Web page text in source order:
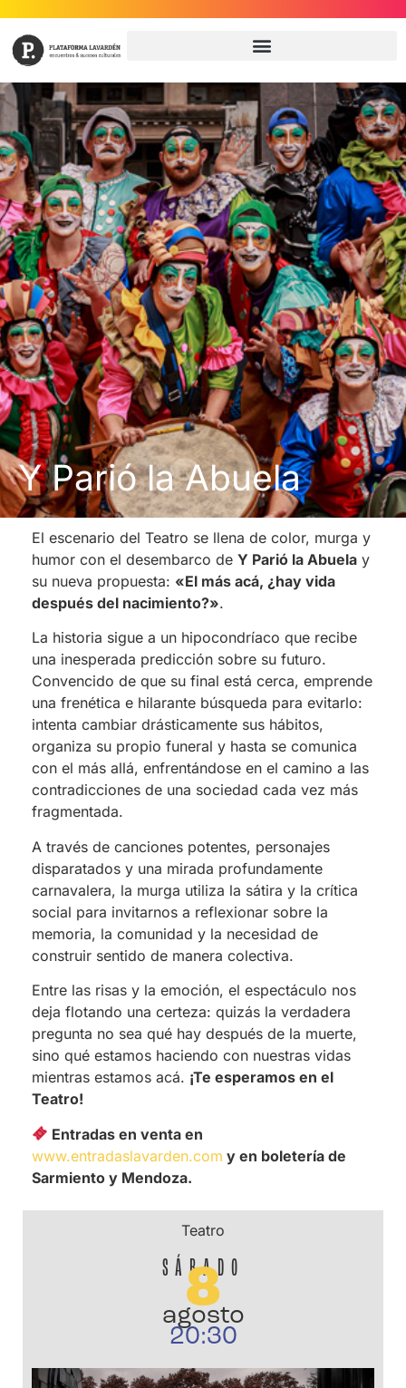
Y Parió la Abuela
El escenario del Teatro se llena de color, murga y
humor con el desembarco de Y Parió la Abuela y
su nueva propuesta: «El más acá, ¿hay vida
después del nacimiento?».
La historia sigue a un hipocondríaco que recibe
una inesperada predicción sobre su futuro.
Convencido de que su final está cerca, emprende
una frenética e hilarante búsqueda para evitarlo:
intenta cambiar drásticamente sus hábitos,
organiza su propio funeral y hasta se comunica
con el más allá, enfrentándose en el camino a las
contradicciones de una sociedad cada vez más
fragmentada.
A través de canciones potentes, personajes
disparatados y una mirada profundamente
carnavalera, la murga utiliza la sátira y la crítica
social para invitarnos a reflexionar sobre la
memoria, la comunidad y la necesidad de
construir sentido de manera colectiva.
Entre las risas y la emoción, el espectáculo nos
deja flotando una certeza: quizás la verdadera
pregunta no sea qué hay después de la muerte,
sino qué estamos haciendo con nuestras vidas
mientras estamos acá. ¡Te esperamos en el
Teatro!
Entradas en venta en
www.entradaslavarden.com y en boletería de
Sarmiento y Mendoza.
Teatro
SÁBADO
8
agosto
20:30